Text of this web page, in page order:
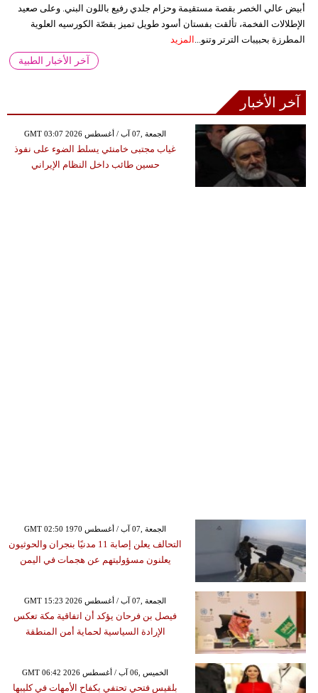
أبيض عالي الخصر بقصة مستقيمة وحزام جلدي رفيع باللون البني. وعلى صعيد
الإطلالات الفخمة، تألقت بفستان أسود طويل تميز بقصّة الكورسيه العلوية
المطرزة بحبيبات الترتر وتنو... المزيد
آخر الأخبار الطبية
آخر الأخبار
GMT 03:07 2026 الجمعة ,07 آب / أغسطس
غياب مجتبى خامنئي يسلط الضوء على نفوذ
حسين طائب داخل النظام الإيراني
GMT 02:50 1970 الجمعة ,07 آب / أغسطس
التحالف يعلن إصابة 11 مدنيًا بنجران والحوثيون
يعلنون مسؤوليتهم عن هجمات في اليمن
GMT 15:23 2026 الجمعة ,07 آب / أغسطس
فيصل بن فرحان يؤكد أن اتفاقية مكة تعكس
الإرادة السياسية لحماية أمن المنطقة
GMT 06:42 2026 الخميس ,06 آب / أغسطس
بلقيس فتحي تحتفي بكفاح الأمهات في كليبها